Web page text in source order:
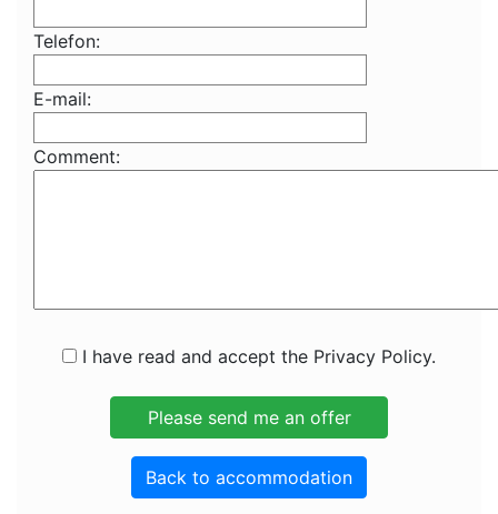
Telefon:
E-mail:
Comment:
I have read and accept the Privacy Policy.
Back to accommodation